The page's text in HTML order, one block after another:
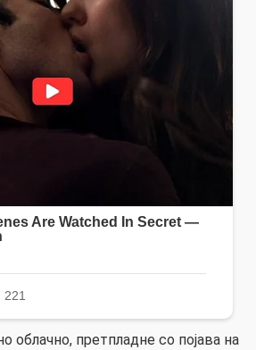
облачно, претпладне со појава на